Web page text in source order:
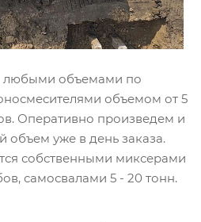
любыми объемами по
объемом от 5
Оперативно произведем и
объем уже в день заказа.
собственными миксерами
самосвалами 5 - 20 тонн.